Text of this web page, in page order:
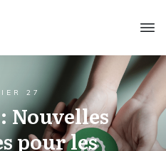
27
: Nouvelles
pour les